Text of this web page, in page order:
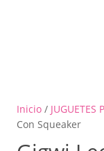
Inicio / JUGUETES
Con Squeaker